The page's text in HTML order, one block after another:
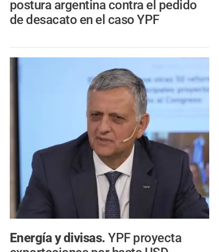
postura argentina contra el pedido
de desacato en el caso YPF
Energía y divisas.YPF proyecta